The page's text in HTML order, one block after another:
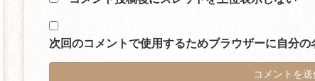
次回のコメントで使用するためブラウザーに自分